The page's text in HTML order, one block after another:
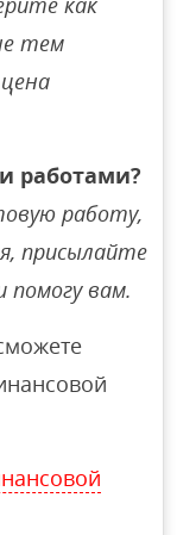
тем
работами?
работу,
присылайте
помогу вам.